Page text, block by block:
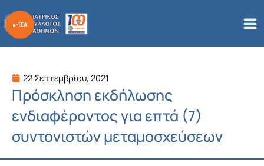
στο
περιεχόμενο
22 Σεπτεμβρίου, 2021
Πρόσκληση εκδήλωσης
ενδιαφέροντος για επτά (7)
συντονιστών μεταμοσχεύσεων